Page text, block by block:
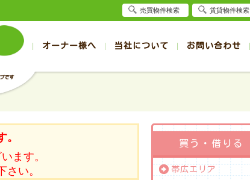
万円
円
万円
帯広の賃貸アパート
帯広の1DK～1LDK賃貸
帯広の2K～2LDK賃貸
帯広の3K～3LDK賃貸
帯広の4K以上賃貸
万円
円
万円
旭川の賃貸アパート
旭川の1DK～1LDK賃貸
旭川の2K～2LDK賃貸
旭川の3K～3LDK賃貸
旭川の4K以上賃貸
オーナー様へ 当社について
お客様の声
お問い合わせ
入居者様ページ
ます。
い。
買う・借りる
帯広エリア
売買物件検索 賃貸物件検索